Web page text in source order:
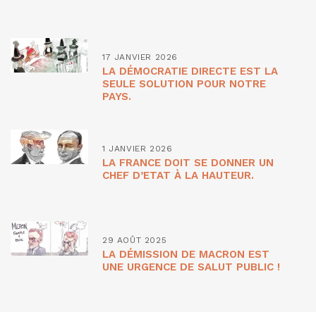
17 JANVIER 2026
LA DÉMOCRATIE DIRECTE EST LA
SEULE SOLUTION POUR NOTRE
PAYS.
1 JANVIER 2026
LA FRANCE DOIT SE DONNER UN
CHEF D’ETAT À LA HAUTEUR.
29 AOÛT 2025
LA DÉMISSION DE MACRON EST
UNE URGENCE DE SALUT PUBLIC !